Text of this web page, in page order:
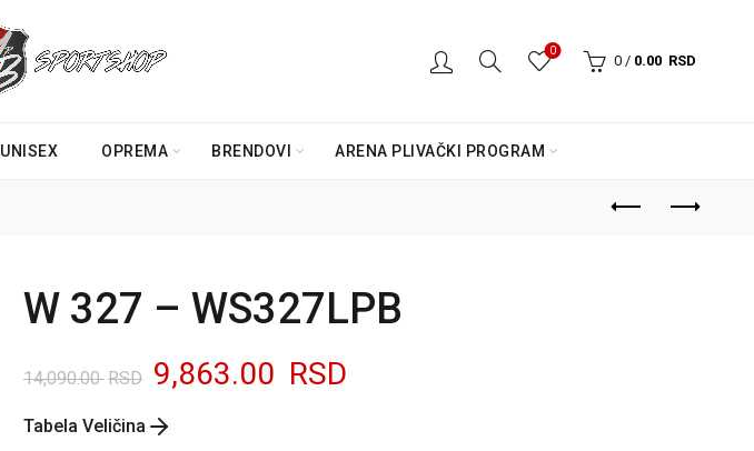
0
0 / 0.00 RSD
UNISEX OPREMA BRENDOVI ARENA PLIVAČKI PROGRAM
W 327 – WS327LPB
14,090.00RSD Originalna
cena
9,863.00 RSD
Tabela Veličina